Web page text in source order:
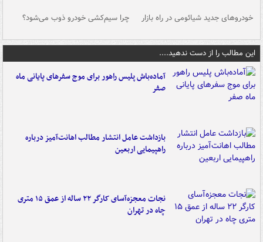
خودروهای جدید شیائومی در راه بازار چرا سیم‌کشی خودرو ذوب می‌شود؟
این مطالب را از دست ندهید....
آماده‌باش پلیس راهور برای موج سفرهای پایانی ماه
صفر
بازداشت عامل انتشار مطالب اهانت‌آمیز درباره
راهپیمایی اربعین
نجات معجزه‌آسای کارگر ۲۲ ساله از عمق ۱۵ متری
چاه در تهران